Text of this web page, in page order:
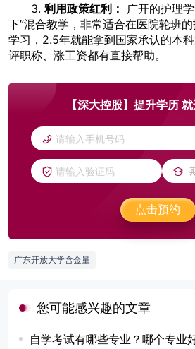
3. 利用政策红利：
广开的护理
下”混合教学，非常适合在医院轮班
学习，2.5年就能拿到国家承认的本
评职称、涨工资都有直接帮助。
【深大控股】提升学历
点击预约
广东开放大学含金量
您可能感兴趣的文章
自学考试有哪些专业？哪个专业